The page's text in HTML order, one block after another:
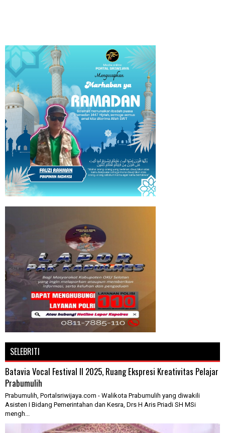
SELEBRITI
Batavia Vocal Festival II 2025, Ruang Ekspresi Kreativitas Pelajar
Prabumulih
Prabumulih, Portalsriwijaya.com - Walikota Prabumulih yang diwakili
Asisten I Bidang Pemerintahan dan Kesra, Drs H Aris Priadi SH MSi
mengh...